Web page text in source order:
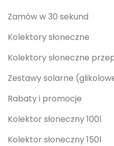
Zamów w 30 sekund
Kolektory słoneczne
Kolektory słoneczne
Zestawy solarne
Rabaty i promocje
Kolektor słoneczny 100l
Kolektor słoneczny 150l